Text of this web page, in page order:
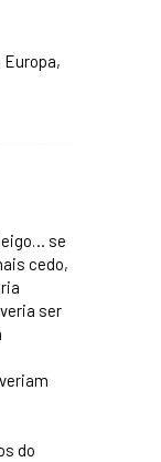
se
cedo,
ser
do